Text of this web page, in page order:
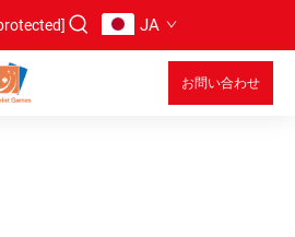
JA
お問い合わせ